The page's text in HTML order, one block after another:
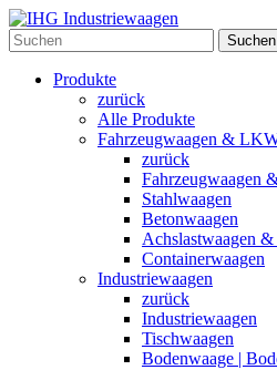
Suchen
Produkte
zurück
Alle Produkte
Fahrzeugwaagen &
zurück
Fahrzeugwaagen
Stahlwaagen
Betonwaagen
Achslastwaagen &
Containerwaagen
Industriewaagen
zurück
Industriewaagen
Tischwaagen
Bodenwaage |